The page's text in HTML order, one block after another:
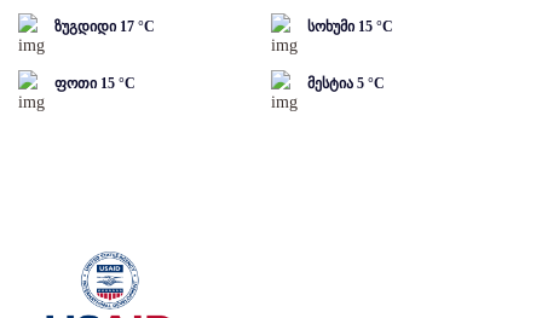
ზუგდიდი 17 °C სოხუმი 15 °C
ფოთი 15 °C მესტია 5 °C